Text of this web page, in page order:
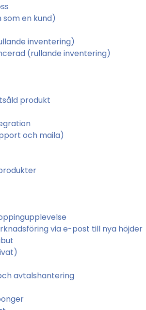
som en kund)
inventering)
(rullande inventering)
produkt
och maila)
via e-post till nya höjder
avtalshantering